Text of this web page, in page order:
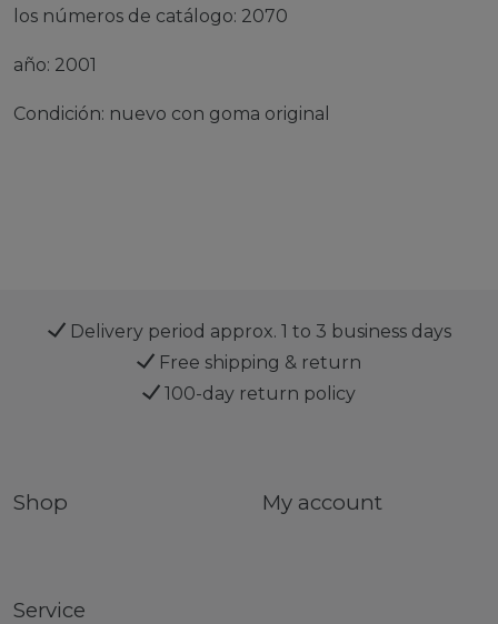
los números de catálogo: 2070
año: 2001
Condición: nuevo con goma original
Delivery period approx. 1 to 3 business days
Free shipping & return
100-day return policy
Shop My account
Service